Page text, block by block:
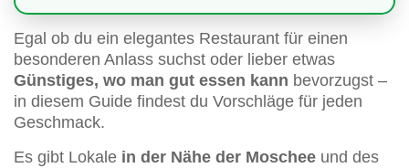
Egal ob du ein elegantes Restaurant für einen
besonderen Anlass suchst oder lieber etwas
Günstiges, wo man gut essen kann bevorzugst –
in diesem Guide findest du Vorschläge für jeden
Geschmack.
Es gibt Lokale in der Nähe der Moschee und des